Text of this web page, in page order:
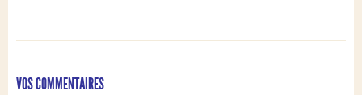
VOS COMMENTAIRES